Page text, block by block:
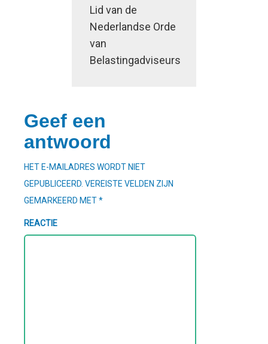
Lid van de
Nederlandse Orde
van
Belastingadviseurs
Geef een
antwoord
HET E-MAILADRES WORDT NIET
GEPUBLICEERD. VEREISTE VELDEN ZIJN
GEMARKEERD MET*
REACTIE